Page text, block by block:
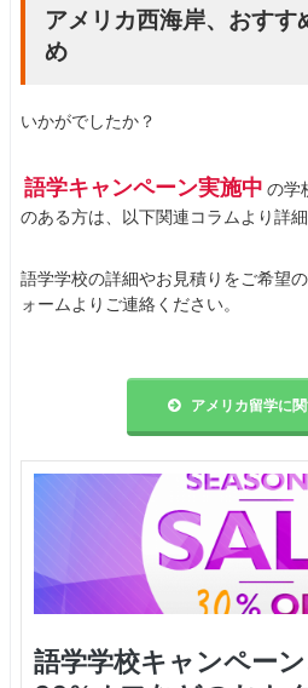
アメリカ西海岸、おすす
め
いかがでしたか？
語学キャンペーン実施中 の学
のある方は、以下関連コラムより詳
語学学校の詳細やお見積りをご希望
ォームよりご連絡ください。
アメリカ留学に